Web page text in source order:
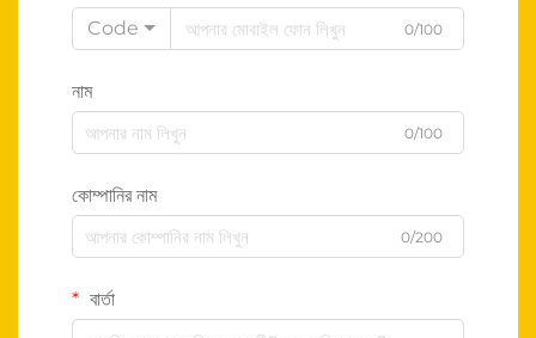
Code 0/100
নাম
0/100
কোম্পানির নাম
0/200
বার্তা